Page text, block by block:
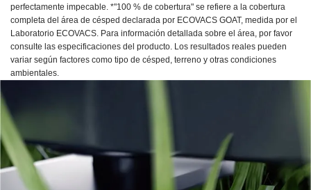
perfectamente impecable. *"100 % de cobertura" se refiere a la cobertura
completa del área de césped declarada por ECOVACS GOAT, medida por el
Laboratorio ECOVACS. Para información detallada sobre el área, por favor
consulte las especificaciones del producto. Los resultados reales pueden
variar según factores como tipo de césped, terreno y otras condiciones
ambientales.